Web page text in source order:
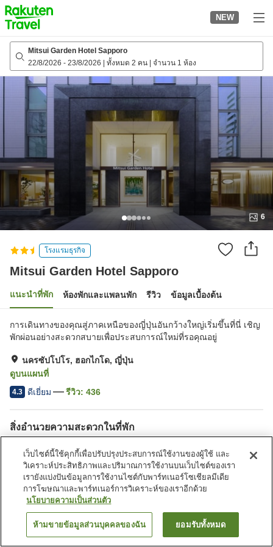
to
top
page
NEW
Mitsui Garden Hotel Sapporo
22/8/2026 - 23/8/2026 ทั้งหมด 2 คน จำนวน 1 ห้อง
6
โรงแรมธุรกิจ
Mitsui Garden Hotel Sapporo
แนะนำที่พัก ห้องพักและแพลนพัก รีวิว ข้อมูลเบื้องต้น
การเดินทางของคุณสู่ภาคเหนือของญี่ปุ่นอันกว้างใหญ่เริ่มขึ้นที่นี่ เชิญ
พักผ่อนอย่างสะดวกสบายเพื่อประสบการณ์ใหม่ที่รอคุณอยู่
นครซัปโปโร, ฮอกไกโด, ญี่ปุ่น
ดูบนแผนที่
4.3 ดีเยี่ยม รีวิว: 436
สิ่งอำนวยความสะดวกในที่พัก
ร้านอาหาร
ตู้จำหน่ายอัตโนมัติ
หน้าแรก ญี่ปุ่น ฮอกไกโด
นครซัปโปโร
Mitsui Garden Hotel Sapporo
ค้นหาห้องพัก
เว็บไซต์นี้ใช้คุกกี้เพื่อปรับปรุงประสบการณ์ใช้งานของผู้ใช้ และ
วิเคราะห์ประสิทธิภาพและปริมาณการใช้งานบนเว็บไซต์ของเรา
เรายังแบ่งปันข้อมูลการใช้งานไซต์กับพาร์ทเนอร์โซเชียลมีเดีย
การโฆษณาและพาร์ทเนอร์การวิเคราะห์ของเราอีกด้วย
นโยบายความเป็นส่วนตัว
ห้ามขายข้อมูลส่วนบุคคลของฉัน ยอมรับทั้งหมด